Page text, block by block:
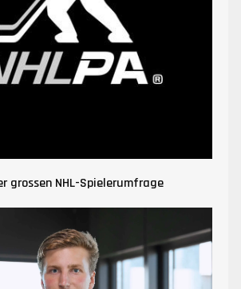
grossen NHL-Spielerumfrage